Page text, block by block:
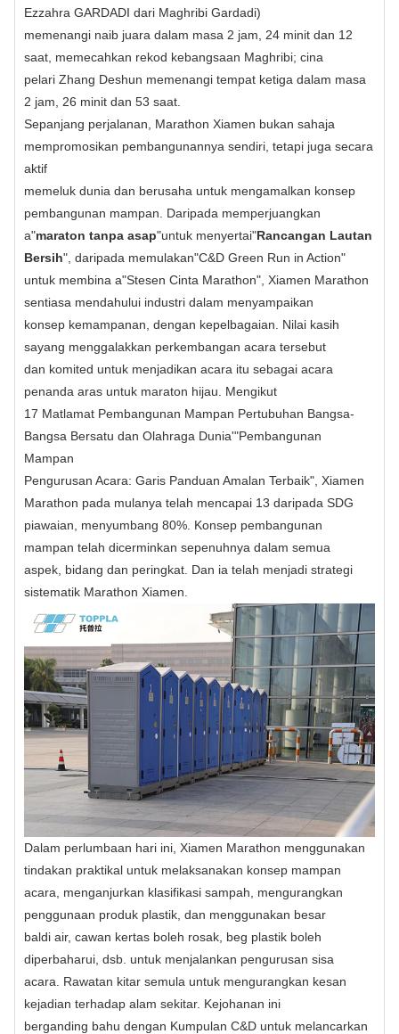
Ezzahra GARDADI dari Maghribi Gardadi)
memenangi naib juara dalam masa 2 jam, 24 minit dan 12
saat, memecahkan rekod kebangsaan Maghribi; cina
pelari Zhang Deshun memenangi tempat ketiga dalam masa
2 jam, 26 minit dan 53 saat.
Sepanjang perjalanan, Marathon Xiamen bukan sahaja
mempromosikan pembangunannya sendiri, tetapi juga secara
aktif
memeluk dunia dan berusaha untuk mengamalkan konsep
pembangunan mampan. Daripada memperjuangkan
a"maraton tanpa asap"untuk menyertai"Rancangan Lautan
Bersih", daripada memulakan"C&D Green Run in Action"
untuk membina a"Stesen Cinta Marathon", Xiamen Marathon
sentiasa mendahului industri dalam menyampaikan
konsep kemampanan, dengan kepelbagaian. Nilai kasih
sayang menggalakkan perkembangan acara tersebut
dan komited untuk menjadikan acara itu sebagai acara
penanda aras untuk maraton hijau. Mengikut
17 Matlamat Pembangunan Mampan Pertubuhan Bangsa-
Bangsa Bersatu dan Olahraga Dunia'"Pembangunan
Mampan
Pengurusan Acara: Garis Panduan Amalan Terbaik", Xiamen
Marathon pada mulanya telah mencapai 13 daripada SDG
piawaian, menyumbang 80%. Konsep pembangunan
mampan telah dicerminkan sepenuhnya dalam semua
aspek, bidang dan peringkat. Dan ia telah menjadi strategi
sistematik Marathon Xiamen.
Dalam perlumbaan hari ini, Xiamen Marathon menggunakan
tindakan praktikal untuk melaksanakan konsep mampan
acara, menganjurkan klasifikasi sampah, mengurangkan
penggunaan produk plastik, dan menggunakan besar
baldi air, cawan kertas boleh rosak, beg plastik boleh
diperbaharui, dsb. untuk menjalankan pengurusan sisa
acara. Rawatan kitar semula untuk mengurangkan kesan
kejadian terhadap alam sekitar. Kejohanan ini
berganding bahu dengan Kumpulan C&D untuk melancarkan